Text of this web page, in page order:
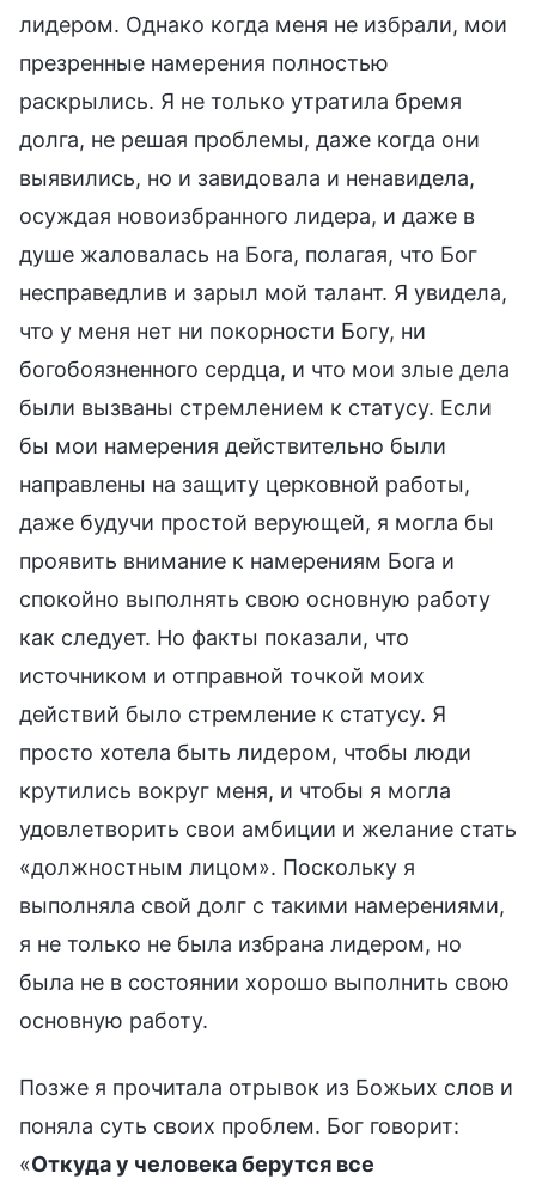
лидером. Однако когда меня не избрали, мои
презренные намерения полностью
раскрылись. Я не только утратила бремя
долга, не решая проблемы, даже когда они
выявились, но и завидовала и ненавидела,
осуждая новоизбранного лидера, и даже в
душе жаловалась на Бога, полагая, что Бог
несправедлив и зарыл мой талант. Я увидела,
что у меня нет ни покорности Богу, ни
богобоязненного сердца, и что мои злые дела
были вызваны стремлением к статусу. Если
бы мои намерения действительно были
направлены на защиту церковной работы,
даже будучи простой верующей, я могла бы
проявить внимание к намерениям Бога и
спокойно выполнять свою основную работу
как следует. Но факты показали, что
источником и отправной точкой моих
действий было стремление к статусу. Я
просто хотела быть лидером, чтобы люди
крутились вокруг меня, и чтобы я могла
удовлетворить свои амбиции и желание стать
«должностным лицом». Поскольку я
выполняла свой долг с такими намерениями,
я не только не была избрана лидером, но
была не в состоянии хорошо выполнить свою
основную работу.
Позже я прочитала отрывок из Божьих слов и
поняла суть своих проблем. Бог говорит:
«Откуда у человека берутся все